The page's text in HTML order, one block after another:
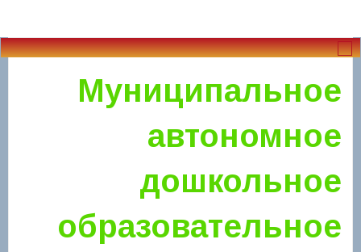
Муниципальное
автономное
дошкольное
образовательное